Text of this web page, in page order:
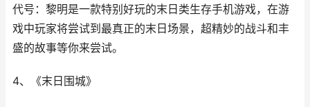
代号：黎明是一款特别好玩的末日类生存手机游戏，在游
戏中玩家将尝试到最真正的末日场景，超精妙的战斗和丰
盛的故事等你来尝试。
4、《末日围城》